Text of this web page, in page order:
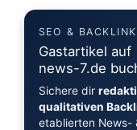
SEO &
Gastartikel auf
news-7.de
Sichere dir
qualitativen
etablierten News-